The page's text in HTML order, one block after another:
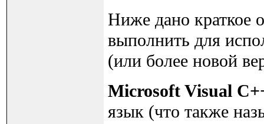
Ниже дано краткое
выполнить для
(или более новой
Microsoft Visual
язык (что также